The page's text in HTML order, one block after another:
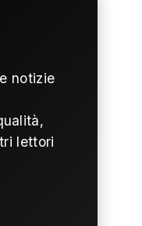
notizie
lettori